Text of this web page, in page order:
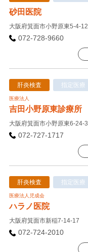
砂田医院
大阪府箕面市小野原東5-4-12
072-728-9660
肝炎検査 指定医療
医療法人
吉田小野原東診療所
大阪府箕面市小野原東6-24-3
072-727-1717
肝炎検査 指定医療
医療法人児成会
ハラノ医院
大阪府箕面市新稲7-14-17
072-724-2010